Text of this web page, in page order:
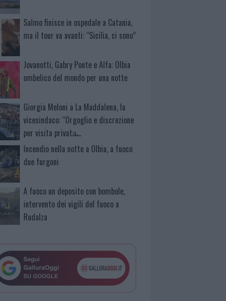
Salmo finisce in ospedale a Catania,
ma il tour va avanti: “Sicilia, ci sono”
Jovanotti, Gabry Ponte e Alfa: Olbia
ombelico del mondo per una notte
Giorgia Meloni a La Maddalena, la
vicesindaco: “Orgoglio e discrezione
per visita privata̶…
Incendio nella notte a Olbia, a fuoco
due furgoni
A fuoco un deposito con bombole,
intervento dei vigili del fuoco a
Rudalza